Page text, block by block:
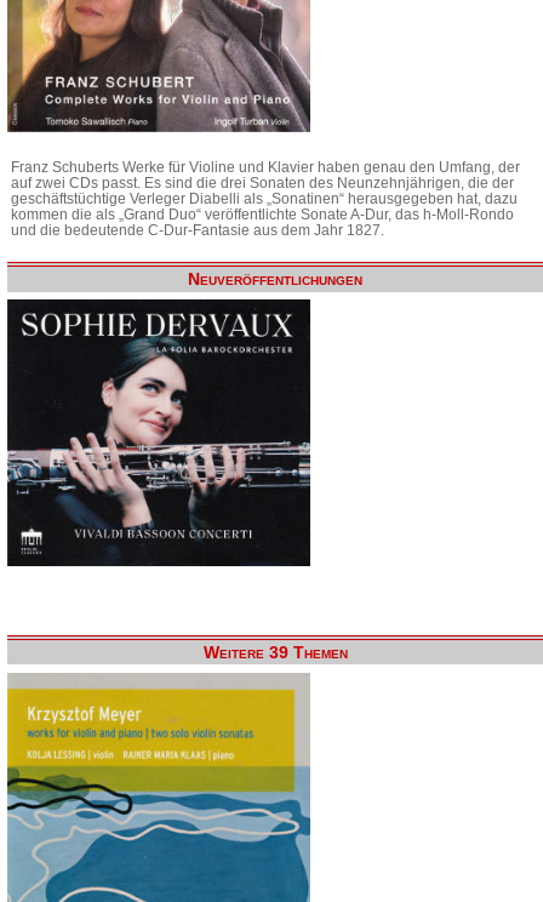
Franz Schuberts Werke für Violine und Klavier haben genau den Umfang, der
auf zwei CDs passt. Es sind die drei Sonaten des Neunzehnjährigen, die der
geschäftstüchtige Verleger Diabelli als „Sonatinen“ herausgegeben hat, dazu
kommen die als „Grand Duo“ veröffentlichte Sonate A-Dur, das h-Moll-Rondo
und die bedeutende C-Dur-Fantasie aus dem Jahr 1827.
Neuveröffentlichungen
Weitere 39 Themen